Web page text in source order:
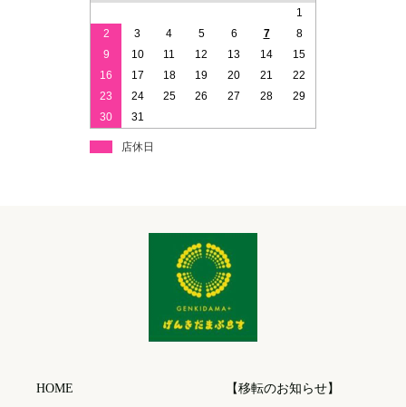
1
2
3 4 5 6 7
8
9
10 11 12 13 14
15
16
17 18 19 20 21
22
23
24 25 26 27 28
29
30
31
店休日
HOME 【移転のお知らせ】